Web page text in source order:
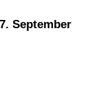
September